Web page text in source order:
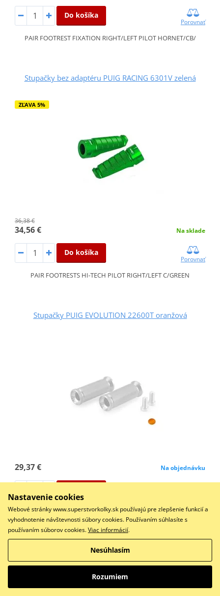
Do košíka
Porovnať
PAIR FOOTREST FIXATION RIGHT/LEFT PILOT HORNET/CB/
Stupačky bez adaptéru PUIG RACING 6301V zelená
ZĽAVA 5%
36,38 €
34,56 € Na sklade
Do košíka
Porovnať
PAIR FOOTRESTS HI-TECH PILOT RIGHT/LEFT C/GREEN
Stupačky PUIG EVOLUTION 22600T oranžová
29,37 € Na objednávku
Evolution Footpegs TRIUMPH BONNEVILLE SPEEDMASTER 2026
Stupačky PUIG EVOLUTION 22600Y titán
Nastavenie cookies
Webové stránky www.superstvorkolky.sk používajú pre zlepšenie funkcií a
vyhodnotenie návštevnosti súbory cookies. Používaním súhlasíte s
používaním súborov cookies.Viac informácií.
Nesúhlasím
Rozumiem